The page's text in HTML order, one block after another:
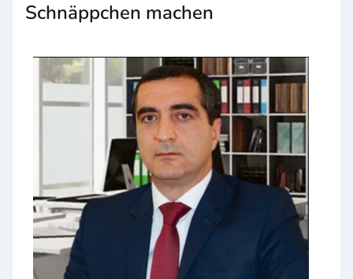
Schnäppchen machen